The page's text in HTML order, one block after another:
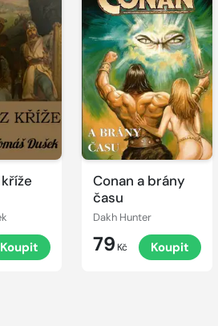
Koupit
Conan a brány
času
Dakh Hunter
79 Kč Koupit